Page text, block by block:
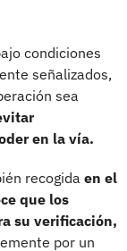
condiciones
señalizados,
sea
en la vía.
recogida en el
que los
su verificación,
por un